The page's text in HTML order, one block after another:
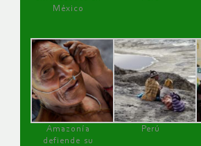
México
Amazonía
defiende su
Perú